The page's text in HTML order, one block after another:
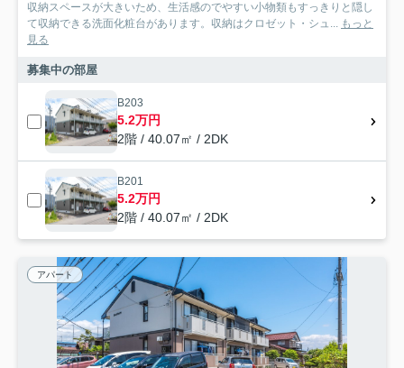
収納スペースが大きいため、生活感のでやすい小物類もすっきりと隠し
て収納できる洗面化粧台があります。収納はクロゼット・シュ... もっと
見る
募集中の部屋
B203
5.2万円
2階 / 40.07㎡ / 2DK
B201
5.2万円
2階 / 40.07㎡ / 2DK
アパート